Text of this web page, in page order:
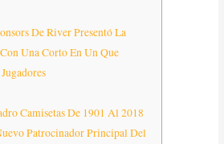
De River Presentó La
Una Corto En Un Que
Camisetas De 1901 Al 2018
Patrocinador Principal Del